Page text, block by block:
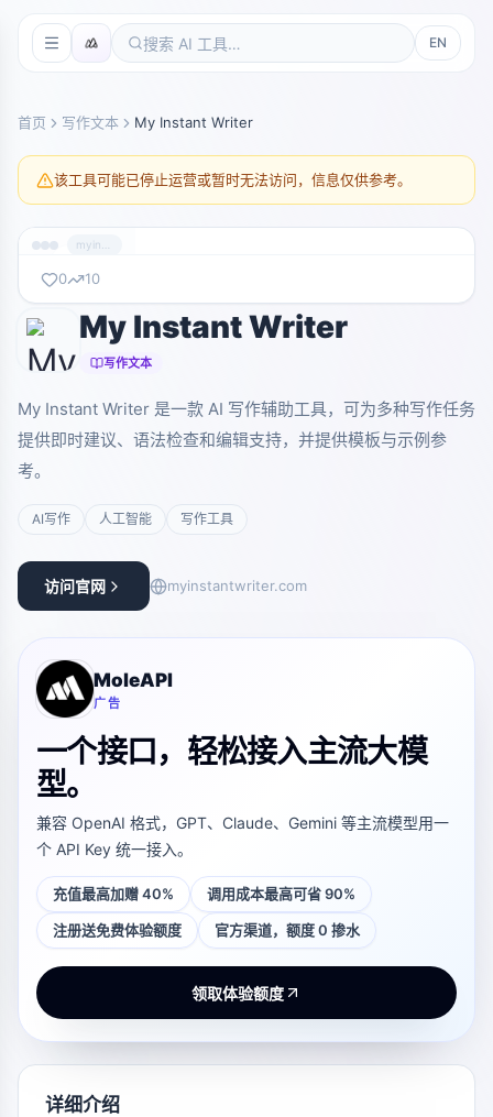
EN
首页 写作文本 My Instant Writer
该工具可能已停止运营或暂时无法访问，信息仅供参考。
暂无截图
myinstantwriter.com
0 10
My Instant Writer
写作文本
My Instant Writer 是一款 AI 写作辅助工具，可为多种写作任务
提供即时建议、语法检查和编辑支持，并提供模板与示例参
考。
AI写作 人工智能 写作工具
访问官网 myinstantwriter.com
MoleAPI
广告
一个接口，轻松接入主流大模
型。
兼容 OpenAI 格式，GPT、Claude、Gemini 等主流模型用一
个 API Key 统一接入。
充值最高加赠 40% 调用成本最高可省 90%
注册送免费体验额度 官方渠道，额度 0 掺水
领取体验额度
详细介绍